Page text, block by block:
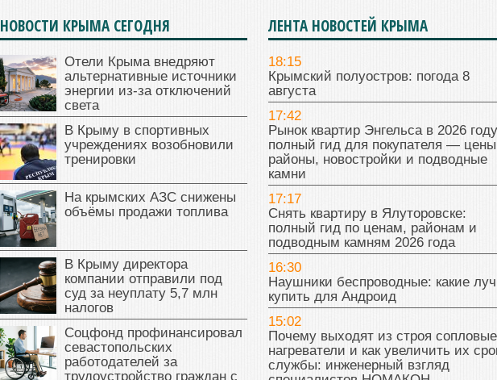
НОВОСТИ КРЫМА СЕГОДНЯ
Отели Крыма внедряют
альтернативные источники
энергии из-за отключений
света
В Крыму в спортивных
учреждениях возобновили
тренировки
На крымских АЗС снижены
объёмы продажи топлива
В Крыму директора
компании отправили под
суд за неуплату 5,7 млн
налогов
Соцфонд профинансировал
севастопольских
работодателей за
трудоустройство граждан с
ЛЕНТА НОВОСТЕЙ КРЫМА
18:15
Крымский полуостров: погода 8
августа
17:42
Рынок квартир Энгельса в 2026
полный гид для покупателя —
районы, новостройки и подводные
камни
17:17
Снять квартиру в Ялуторовске:
полный гид по ценам, районам и
подводным камням 2026 года
16:30
Наушники беспроводные: какие
купить для Андроид
15:02
Почему выходят из строя сопловые
нагреватели и как увеличить их
службы: инженерный взгляд